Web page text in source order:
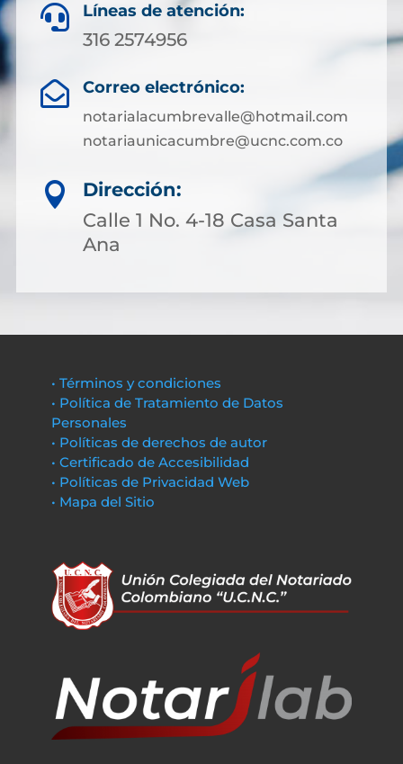
 Líneas de atención:
316 2574956
 Correo electrónico:
notarialacumbrevalle@hotmail.com
notariaunicacumbre@ucnc.com.co

Dirección:
Calle 1 No. 4-18 Casa Santa
Ana
• Términos y condiciones
• Política de Tratamiento de Datos
Personales
• Políticas de derechos de autor
• Certificado de Accesibilidad
• Políticas de Privacidad Web
• Mapa del Sitio